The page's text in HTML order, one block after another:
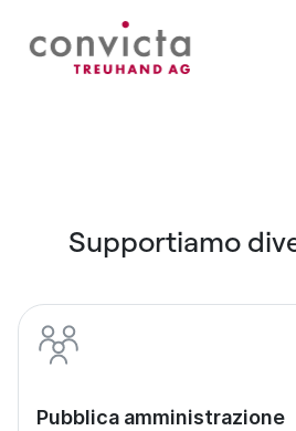
Supportiamo
Pubblica amministrazione